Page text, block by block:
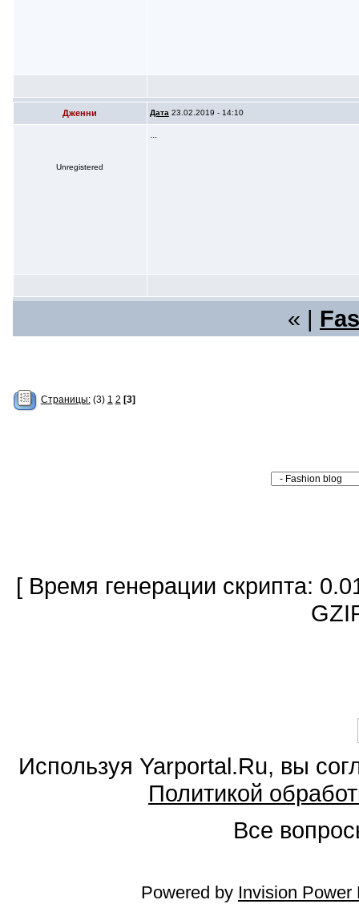
Дженни Дата 23.02.2019 - 14:10
Unregistered
...
« |
Страницы:(3) 1 2 [3]
[ Время генерации скрипта:
Используя Yarportal.Ru, вы
Политикой
Все
Powered by Invision Power